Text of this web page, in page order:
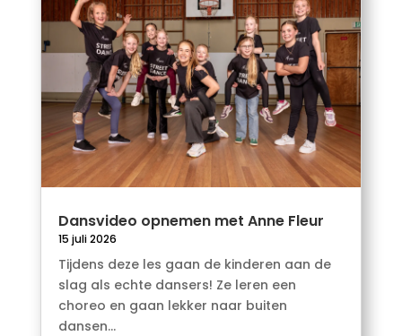
Dansvideo opnemen met Anne Fleur
15 juli 2026
Tijdens deze les gaan de kinderen aan de
slag als echte dansers! Ze leren een
choreo en gaan lekker naar buiten
dansen...